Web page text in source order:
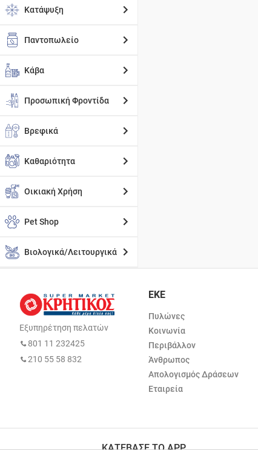
Κατάψυξη
Παντοπωλείο
Κάβα
Προσωπική Φροντίδα
Βρεφικά
Καθαριότητα
Οικιακή Χρήση
Pet Shop
Βιολογικά/Λειτουργικά
Εξυπηρέτηση πελατών
801 11 232425
210 55 58 832
ΕΚΕ
Πυλώνες
Κοινωνία
Περιβάλλον
Άνθρωπος
Απολογισμός Δράσεων
Εταιρεία